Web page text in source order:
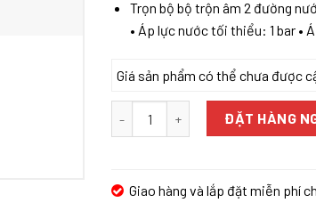
Trọn bộ bộ trộn âm 2 đường
• Áp lực nước tối thiểu: 1 bar •
Giá sản phẩm có thể chưa được
TRỌN BỘ BỘ TRỘN ÂM 2 ĐƯỜNG
ĐẶT HÀNG
Giao hàng và lắp đặt miễn phí